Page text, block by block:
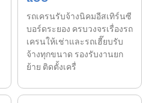
รถเครนรับจ้างนิคมอีสเทิร์นซี
บอร์ดระยอง ครบวงจรเรื่องรถ
เครนให้เช่าและรถเฮี๊ยบรับ
จ้างทุกขนาด รองรับงานยก
ย้าย ติดตั้งเครื่